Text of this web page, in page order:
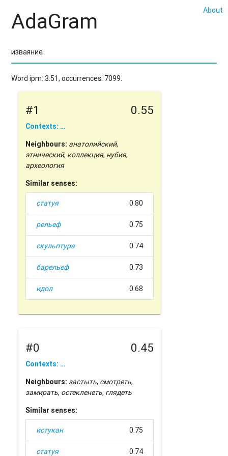
About
AdaGram
Word ipm: 3.51, occurrences: 7099.
#1 0.55
Contexts: …
Neighbours: анатолийский,
этнический, коллекция, нубия,
археология
Similar senses:
статуя 0.80
рельеф 0.75
скульптура 0.74
барельеф 0.73
идол 0.68
#0 0.45
Contexts: …
Neighbours: застыть, смотреть,
замирать, остекленеть, глядеть
Similar senses:
истукан 0.75
статуя 0.74